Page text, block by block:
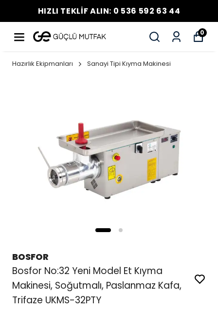
HIZLI TEKLİF ALIN: 0 536 592 63 44
0
Hazırlık Ekipmanları Sanayi Tipi Kıyma Makinesi
BOSFOR
Bosfor No:32 Yeni Model Et Kıyma
Makinesi, Soğutmalı, Paslanmaz Kafa,
Trifaze UKMS-32PTY